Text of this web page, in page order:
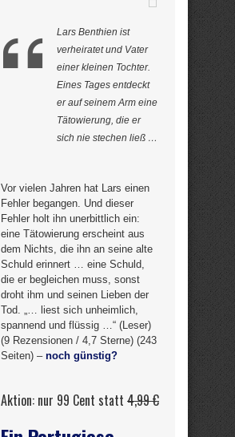
Lars Benthien ist
verheiratet und Vater
einer kleinen Tochter.
Eines Tages entdeckt
er auf seinem Arm eine
Tätowierung, die er
sich nie stechen ließ …
Vor vielen Jahren hat Lars einen
Fehler begangen. Und dieser
Fehler holt ihn unerbittlich ein:
eine Tätowierung erscheint aus
dem Nichts, die ihn an seine alte
Schuld erinnert … eine Schuld,
die er begleichen muss, sonst
droht ihm und seinen Lieben der
Tod. „… liest sich unheimlich,
spannend und flüssig …“ (Leser)
(9 Rezensionen / 4,7 Sterne) (243
Seiten) – noch günstig?
Aktion: nur 99 Cent statt 4,99 €